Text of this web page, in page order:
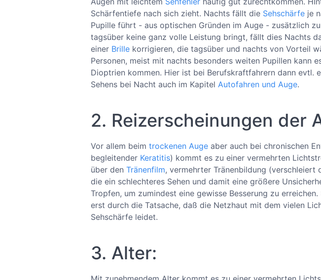
Schärfentiefe nach sich zieht. Nachts fällt die Sehschärfe je
Pupille führt - aus optischen Gründen im Auge - zusätzlich
tagsüber keine ganz volle Leistung bringt, fällt dies Nachts
einer Brille korrigieren, die tagsüber und nachts von Vorteil
Personen, meist mit nachts besonders weiten Pupillen kann
Dioptrien kommen. Hier ist bei Berufskraftfahrern dann evtl.
Sehens bei Nacht auch im Kapitel Autofahren und Auge.
2. Reizerscheinungen der
Vor allem beim trockenen Auge aber auch bei chronischen
begleitender Keratitis) kommt es zu einer vermehrten
über den Tränenfilm, vermehrter Tränenbildung (verschleiert
die ein schlechteres Sehen und damit eine größere
Tropfen, um zumindest eine gewisse Besserung zu
erst durch die Tatsache, daß die Netzhaut mit dem vielen
Sehschärfe leidet.
3. Alter: